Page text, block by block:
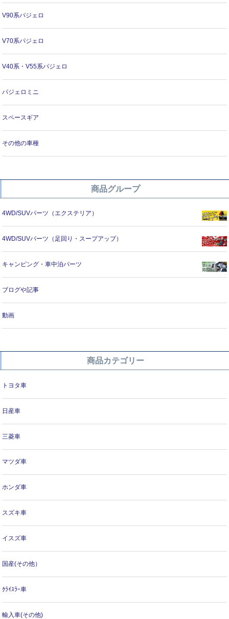
V90系パジェロ
V70系パジェロ
V40系・V55系パジェロ
パジェロミニ
スペースギア
その他の車種
商品グループ
4WD/SUVパーツ（エクステリア）
4WD/SUVパーツ（足回り・スープアップ）
キャンピング・車中泊パーツ
ブログや記事
動画
商品カテゴリー
トヨタ車
日産車
三菱車
マツダ車
ホンダ車
スズキ車
イスズ車
国産(その他）
ｸﾗｲｽﾗｰ車
輸入車(その他)